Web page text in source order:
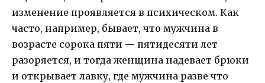
изменение проявляется в психическом. Как
часто, например, бывает, что мужчина в
возрасте сорока пяти — пятидесяти лет
разоряется, и тогда женщина надевает брюки
и открывает лавку, где мужчина разве что